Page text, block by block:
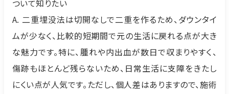
ついて知りたい
A. 二重埋没法は切開なしで二重を作るため、ダウンタイ
ムが少なく、比較的短期間で元の生活に戻れる点が大き
な魅力です。特に、腫れや内出血が数日で収まりやすく、
傷跡もほとんど残らないため、日常生活に支障をきたし
にくい点が人気です。ただし、個人差はありますので、施術